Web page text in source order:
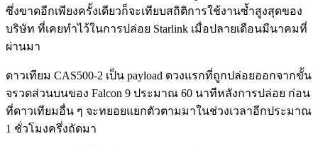
ซึ่งขาดอีกเพียงครั้งเดียวก็จะเทียบสถิติการใช้งานซ้ำสูงสุดของ
บริษัท ที่เคยทำไว้ในการปล่อย Starlink เมื่อปลายเดือนมีนาคมที่
ผ่านมา
ดาวเทียม CAS500-2 เป็น payload ดวงแรกที่ถูกปล่อยออกจากขั้น
จรวดส่วนบนของ Falcon 9 ประมาณ 60 นาทีหลังการปล่อย ก่อน
ที่ดาวเทียมอื่น ๆ จะทยอยแยกตัวตามมาในช่วงเวลาอีกประมาณ
1 ชั่วโมงครึ่งถัดมา